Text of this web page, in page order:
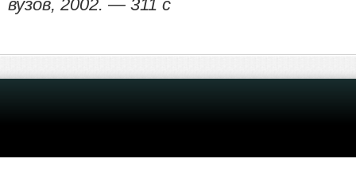
вузов, 2002. — 311 с